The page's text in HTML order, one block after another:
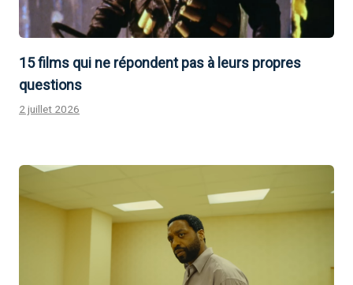
15 films qui ne répondent pas à leurs propres
questions
2 juillet 2026